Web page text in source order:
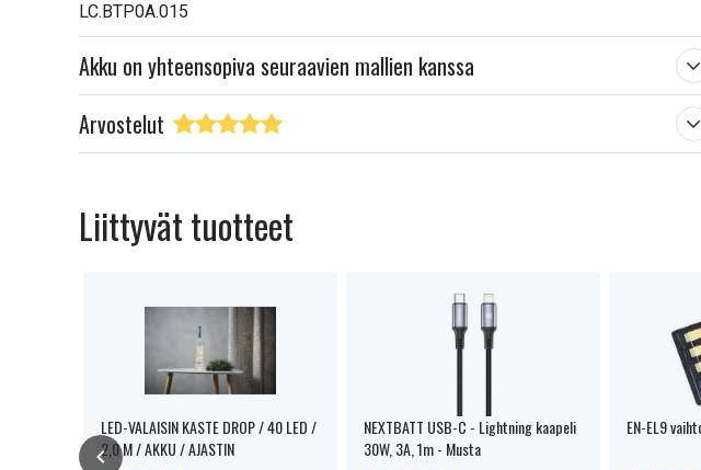
LC.BTP0A.015
Akku on yhteensopiva seuraavien mallien kanssa
Arvostelut
Liittyvät tuotteet
LED-VALAISIN KASTE DROP / 40 LED /
2,0 M / AKKU / AJASTIN
NEXTBATT USB-C - Lightning kaapeli
30W, 3A, 1m - Musta
EN-EL9